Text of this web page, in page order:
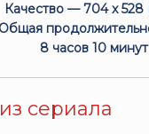
Качество — 704 x 528
Общая
8 часов 10 минут
сериала